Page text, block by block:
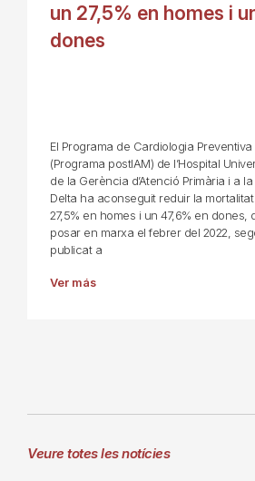
un 27,5% en homes i
dones
El Programa de Cardiologia
(Programa postIAM) de l’Hospital
de la Gerència d’Atenció Primària i a
Delta ha aconseguit reduir la
27,5% en homes i un 47,6% en dones,
posar en marxa el febrer del 2022,
publicat a
Ver más
Veure totes les notícies